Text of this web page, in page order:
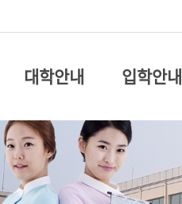
대학안내 입학안내